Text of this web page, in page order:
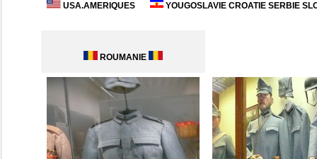
USA.AMERIQUES YOUGOSLAVIE CROATIE SERBIE
ROUMANIE